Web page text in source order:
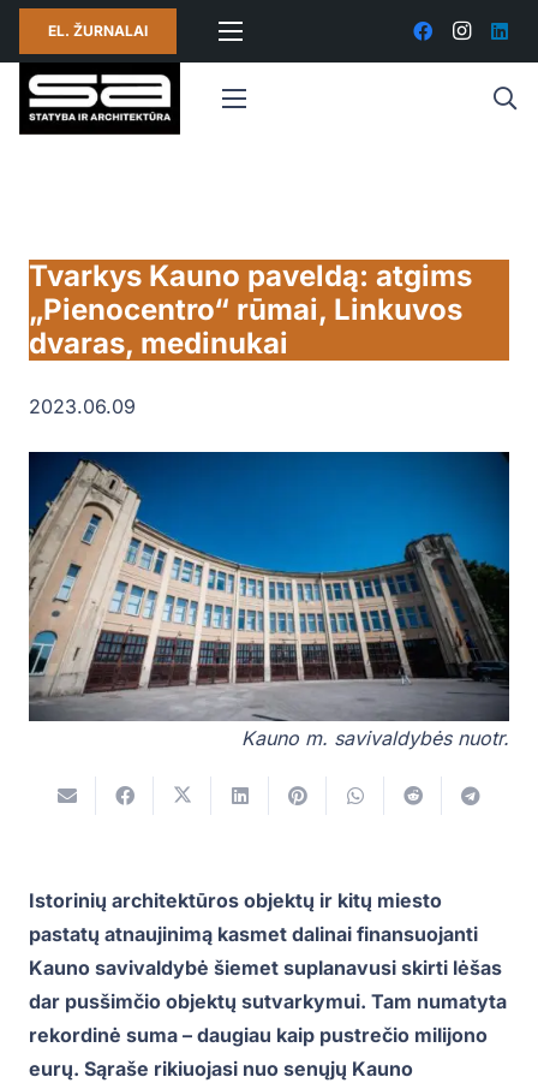
EL. ŽURNALAI
Tvarkys Kauno paveldą: atgims
„Pienocentro“ rūmai, Linkuvos
dvaras, medinukai
2023.06.09
Kauno m. savivaldybės nuotr.
Istorinių architektūros objektų ir kitų miesto
pastatų atnaujinimą kasmet dalinai finansuojanti
Kauno savivaldybė šiemet suplanavusi skirti lėšas
dar pusšimčio objektų sutvarkymui. Tam numatyta
rekordinė suma – daugiau kaip pustrečio milijono
eurų. Sąraše rikiuojasi nuo senųjų Kauno